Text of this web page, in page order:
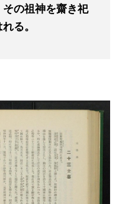
の祖神を齋き祀
る。